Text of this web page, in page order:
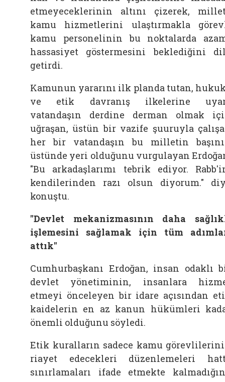
etmeyeceklerinin altını çizerek,
kamu hizmetlerini ulaştırmakla
kamu personelinin bu noktalarda
hassasiyet göstermesini beklediğini
getirdi.
Kamunun yararını ilk planda tutan,
ve etik davranış ilkelerine
vatandaşın derdine derman olmak
uğraşan, üstün bir vazife şuuruyla
her bir vatandaşın bu milletin
üstünde yeri olduğunu vurgulayan
"Bu arkadaşlarımı tebrik ediyor.
kendilerinden razı olsun diyorum."
konuştu.
"Devlet mekanizmasının daha
işlemesini sağlamak için tüm
attık"
Cumhurbaşkanı Erdoğan, insan odaklı
devlet yönetiminin, insanlara
etmeyi önceleyen bir idare açısından
kaidelerin en az kanun hükümleri
önemli olduğunu söyledi.
Etik kuralların sadece kamu
riayet edecekleri düzenlemeleri
sınırlamaları ifade etmekte